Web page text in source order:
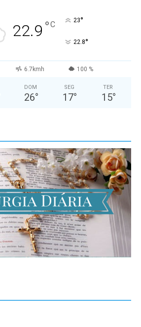
22.9 °C 23°
22.8°
6.7kmh 100 %
DOM
26°
SEG
17°
TER
15°